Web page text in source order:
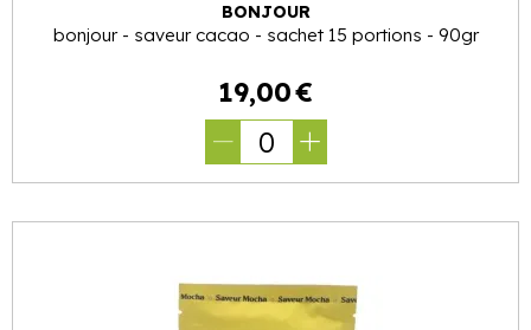
BONJOUR
bonjour - saveur cacao - sachet 15 portions - 90gr
19,00€
0